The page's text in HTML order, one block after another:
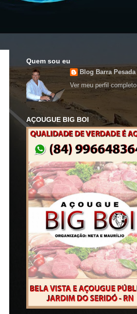
Quem sou eu
Blog Barra Pesada
Ver meu perfil completo
AÇOUGUE BIG BOI